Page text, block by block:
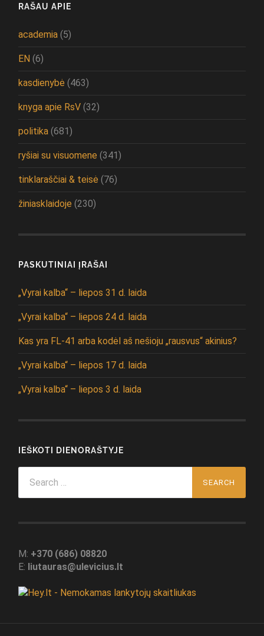
RAŠAU APIE
academia (5)
EN (6)
kasdienybė (463)
knyga apie RsV (32)
politika (681)
ryšiai su visuomene (341)
tinklaraščiai & teisė (76)
žiniasklaidoje (230)
PASKUTINIAI ĮRAŠAI
„Vyrai kalba“ – liepos 31 d. laida
„Vyrai kalba“ – liepos 24 d. laida
Kas yra FL-41 arba kodėl aš nešioju „rausvus“ akinius?
„Vyrai kalba“ – liepos 17 d. laida
„Vyrai kalba“ – liepos 3 d. laida
IEŠKOTI DIENORAŠTYJE
for:
M: +370 (686) 08820
E: liutauras@ulevicius.lt